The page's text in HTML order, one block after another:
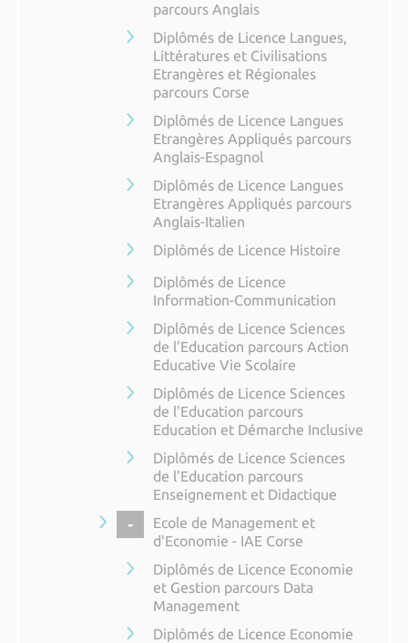
parcours Anglais
Diplômés de Licence Langues,
Littératures et Civilisations
Etrangères et Régionales
parcours Corse
Diplômés de Licence Langues
Etrangères Appliqués parcours
Anglais-Espagnol
Diplômés de Licence Langues
Etrangères Appliqués parcours
Anglais-Italien
Diplômés de Licence Histoire
Diplômés de Licence
Information-Communication
Diplômés de Licence Sciences
de l'Education parcours Action
Educative Vie Scolaire
Diplômés de Licence Sciences
de l'Education parcours
Education et Démarche Inclusive
Diplômés de Licence Sciences
de l'Education parcours
Enseignement et Didactique
COLLAPSE
Ecole de Management et
d'Economie - IAE Corse
Diplômés de Licence Economie
et Gestion parcours Data
Management
Diplômés de Licence Economie